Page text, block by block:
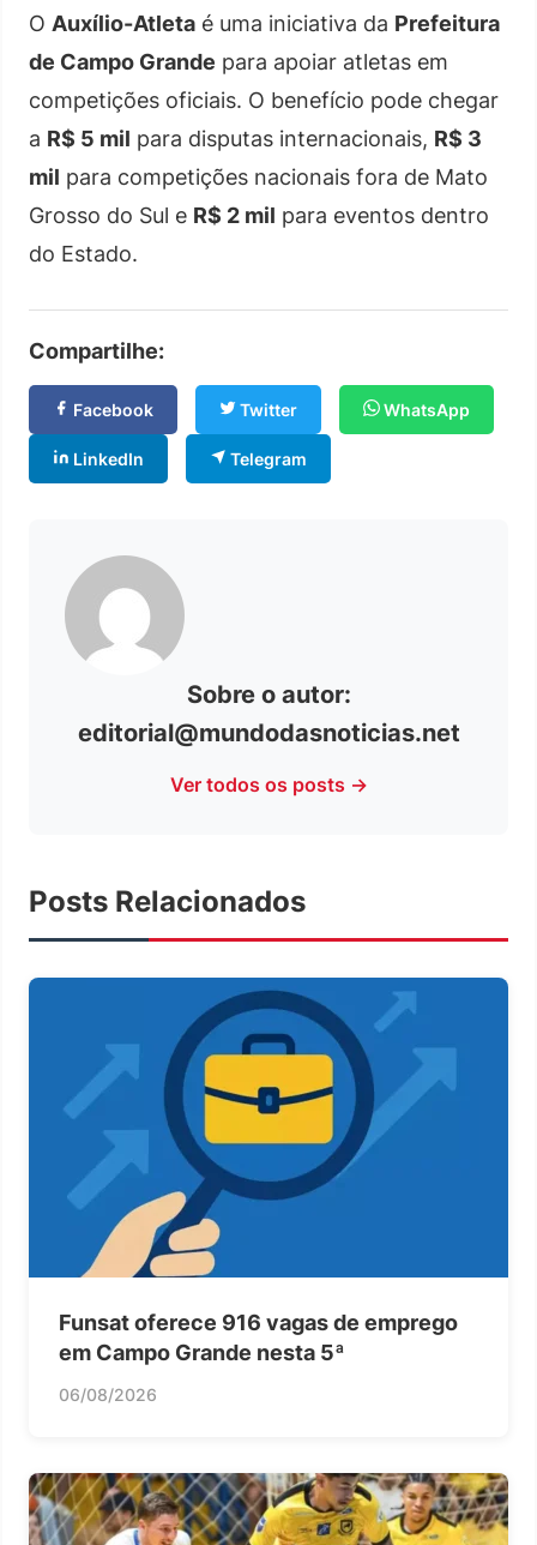
O Auxílio-Atleta é uma iniciativa da Prefeitura
de Campo Grande para apoiar atletas em
competições oficiais. O benefício pode chegar
a R$ 5 mil para disputas internacionais, R$ 3
mil para competições nacionais fora de Mato
Grosso do Sul e R$ 2 mil para eventos dentro
do Estado.
Compartilhe:
Facebook Twitter WhatsApp
LinkedIn Telegram
Sobre o autor:
editorial@mundodasnoticias.net
Ver todos os posts →
Posts Relacionados
Funsat oferece 916 vagas de emprego
em Campo Grande nesta 5ª
06/08/2026